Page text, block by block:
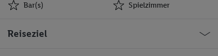
Bar(s)
Spielzimmer
Bar(s)
Reiseziel